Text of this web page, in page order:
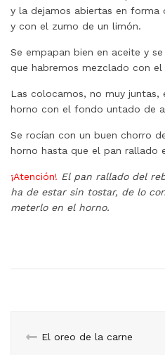
y la dejamos abiertas en forma
y con el zumo de un limón.
Se empapan bien en aceite y
que habremos mezclado con
Las colocamos, no muy juntas,
horno con el fondo untado de
Se rocían con un buen chorro
horno hasta que el pan rallado
¡Atención! El pan rallado del
ha de estar sin tostar, de lo
meterlo en el horno.
El oreo de la carne